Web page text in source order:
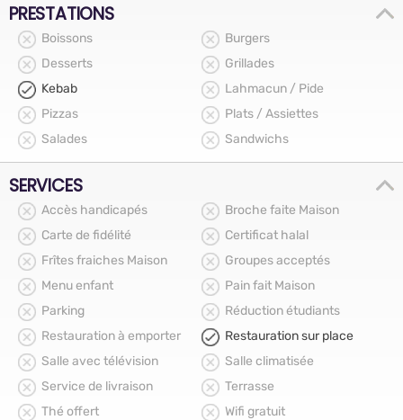
PRESTATIONS
Boissons
Burgers
Desserts
Grillades
Kebab
Lahmacun / Pide
Pizzas
Plats / Assiettes
Salades
Sandwichs
SERVICES
Accès handicapés
Broche faite Maison
Carte de fidélité
Certificat halal
Frîtes fraiches Maison
Groupes acceptés
Menu enfant
Pain fait Maison
Parking
Réduction étudiants
Restauration à emporter
Restauration sur place
Salle avec télévision
Salle climatisée
Service de livraison
Terrasse
Thé offert
Wifi gratuit